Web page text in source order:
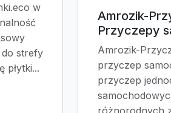
w
do strefy
płytki...
Amrozik-
Przyczepy
Amrozik-
przyczep
przyczep
różnorodnych